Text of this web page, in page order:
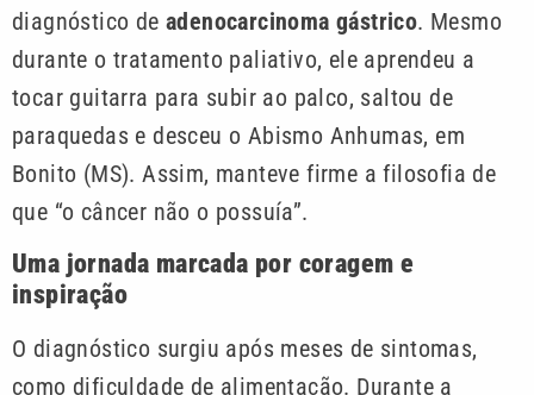
diagnóstico deadenocarcinoma gástrico. Mesmo
durante o tratamento paliativo, ele aprendeu a
tocar guitarra para subir ao palco, saltou de
paraquedas e desceu o Abismo Anhumas, em
Bonito (MS). Assim, manteve firme a filosofia de
que “o câncer não o possuía”.
Uma jornada marcada por coragem e
inspiração
O diagnóstico surgiu após meses de sintomas,
como dificuldade de alimentação. Durante a